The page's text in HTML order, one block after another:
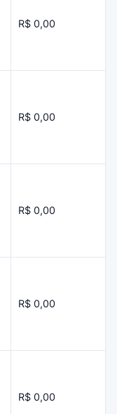
R$ 0,00
R$ 0,00
R$ 0,00
R$ 0,00
R$ 0,00